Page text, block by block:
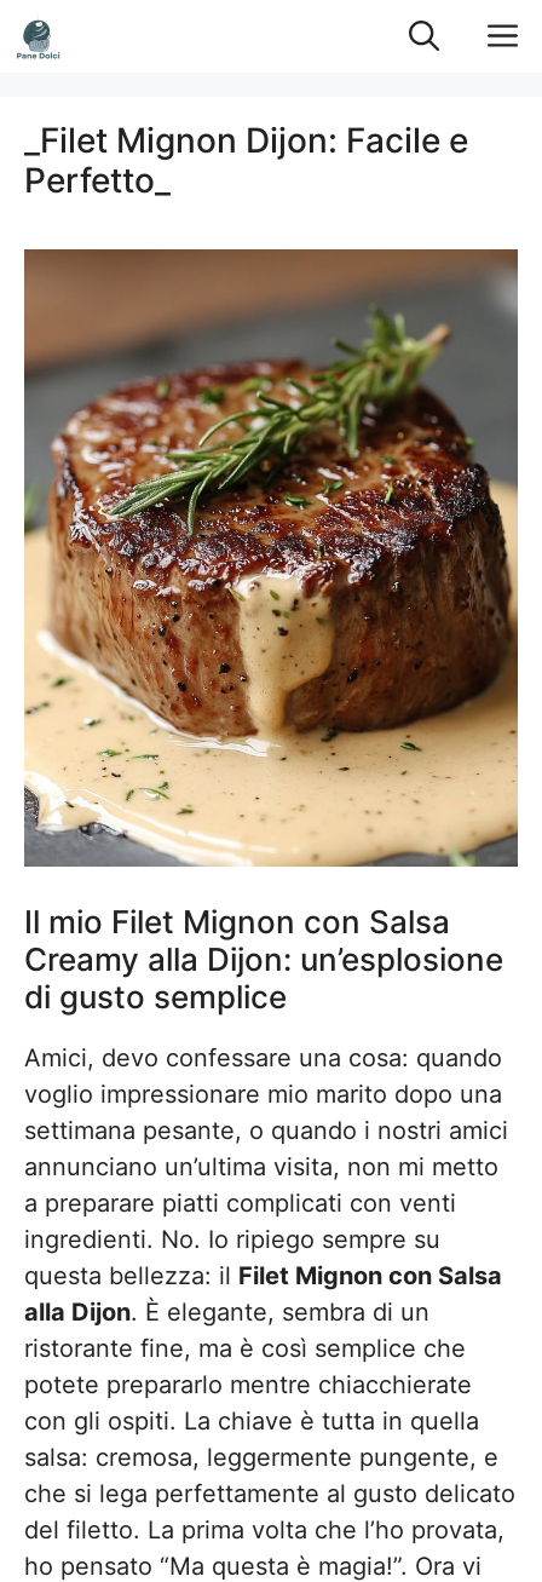
Vai
al
_Filet Mignon Dijon: Facile e
Perfetto_
Il mio Filet Mignon con Salsa
Creamy alla Dijon: un’esplosione
di gusto semplice
Amici, devo confessare una cosa: quando
voglio impressionare mio marito dopo una
settimana pesante, o quando i nostri amici
annunciano un’ultima visita, non mi metto
a preparare piatti complicati con venti
ingredienti. No. Io ripiego sempre su
questa bellezza: il Filet Mignon con Salsa
alla Dijon. È elegante, sembra di un
ristorante fine, ma è così semplice che
potete prepararlo mentre chiacchierate
con gli ospiti. La chiave è tutta in quella
salsa: cremosa, leggermente pungente, e
che si lega perfettamente al gusto delicato
del filetto. La prima volta che l’ho provata,
ho pensato “Ma questa è magia!”. Ora vi